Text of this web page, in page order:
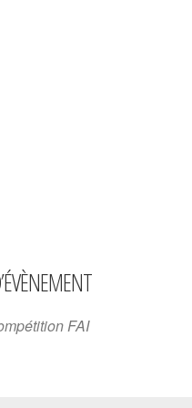
FAI